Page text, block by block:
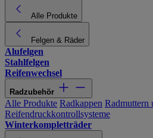
Alle Produkte
Felgen & Räder
Alufelgen
Stahlfelgen
Reifenwechsel
Radzubehör
Alle Produkte Radkappen Radmuttern
Reifendruckkontrollsysteme
Winterkompletträder